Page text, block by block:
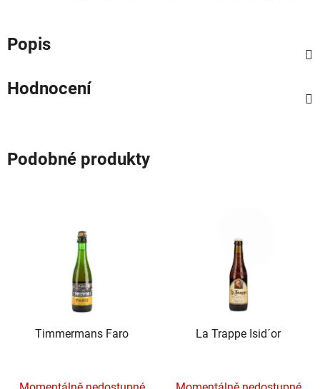
Popis
Hodnocení
Podobné produkty
Timmermans Faro La Trappe Isid´or